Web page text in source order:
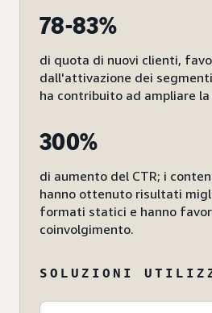
78-83%
di quota di nuovi clienti,
dall'attivazione dei
ha contribuito ad ampliare
300%
di aumento del CTR; i
hanno ottenuto risultati
formati statici e hanno
coinvolgimento.
SOLUZIONI